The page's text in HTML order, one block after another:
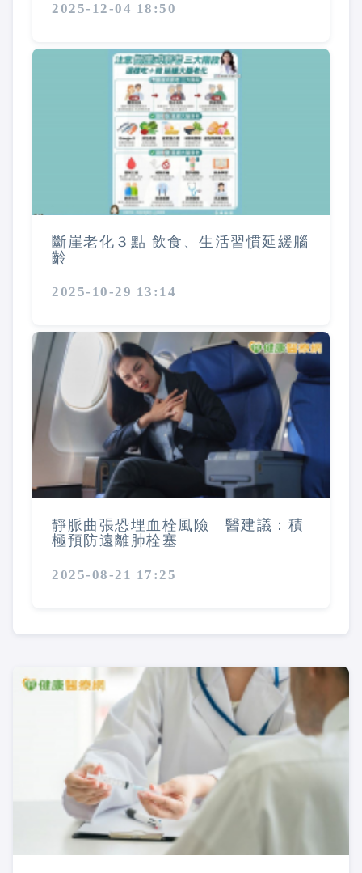
2025-12-04 18:50
斷崖老化３點 飲食、生活習慣延緩腦
齡
2025-10-29 13:14
靜脈曲張恐埋血栓風險 醫建議：積
極預防遠離肺栓塞
2025-08-21 17:25